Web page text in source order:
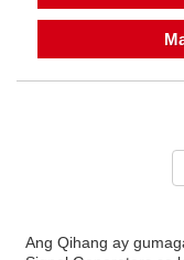
Ang Qihang ay